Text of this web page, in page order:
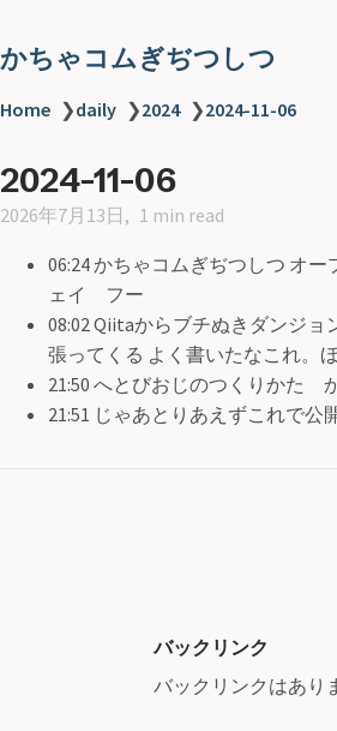
かちゃコムぎぢつしつ
Home ❯daily ❯2024 ❯2024-11-06
2024-11-06
2026年7月13日 1 min read
06:24 かちゃコムぎぢつしつ オー
ェイ フー
08:02 Qiitaからブチぬきダンジョ
張ってくる よく書いたなこれ。
21:50 へとびおじのつくりかた
21:51 じゃあとりあえずこれで公
バックリンク
バックリンクはあり